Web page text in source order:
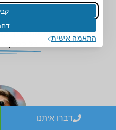
התאמה אישיתאם תוך 90 יום
מסיבה כלשהי
דברו איתנו